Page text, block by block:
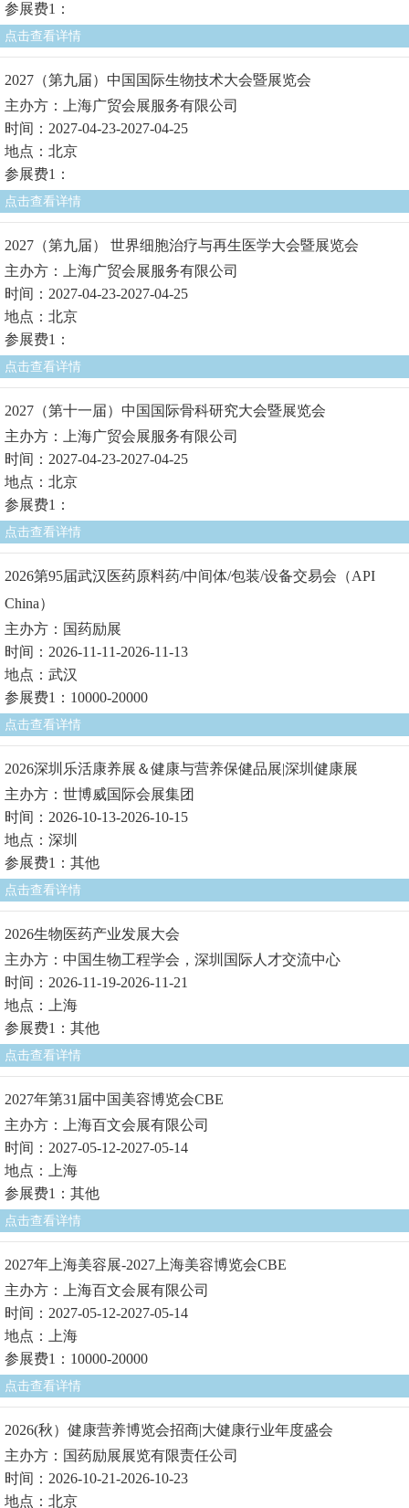
参展费1：
点击查看详情
2027（第九届）中国国际生物技术大会暨展览会
主办方：上海广贸会展服务有限公司
时间：2027-04-23-2027-04-25
地点：北京
参展费1：
点击查看详情
2027（第九届） 世界细胞治疗与再生医学大会暨展览会
主办方：上海广贸会展服务有限公司
时间：2027-04-23-2027-04-25
地点：北京
参展费1：
点击查看详情
2027（第十一届）中国国际骨科研究大会暨展览会
主办方：上海广贸会展服务有限公司
时间：2027-04-23-2027-04-25
地点：北京
参展费1：
点击查看详情
2026第95届武汉医药原料药/中间体/包装/设备交易会（API
China）
主办方：国药励展
时间：2026-11-11-2026-11-13
地点：武汉
参展费1：10000-20000
点击查看详情
2026深圳乐活康养展＆健康与营养保健品展|深圳健康展
主办方：世博威国际会展集团
时间：2026-10-13-2026-10-15
地点：深圳
参展费1：其他
点击查看详情
2026生物医药产业发展大会
主办方：中国生物工程学会，深圳国际人才交流中心
时间：2026-11-19-2026-11-21
地点：上海
参展费1：其他
点击查看详情
2027年第31届中国美容博览会CBE
主办方：上海百文会展有限公司
时间：2027-05-12-2027-05-14
地点：上海
参展费1：其他
点击查看详情
2027年上海美容展-2027上海美容博览会CBE
主办方：上海百文会展有限公司
时间：2027-05-12-2027-05-14
地点：上海
参展费1：10000-20000
点击查看详情
2026(秋）健康营养博览会招商|大健康行业年度盛会
主办方：国药励展展览有限责任公司
时间：2026-10-21-2026-10-23
地点：北京